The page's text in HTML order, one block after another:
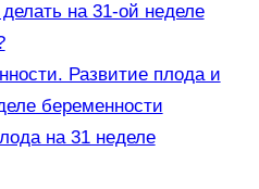
на 31-ой неделе
Развитие плода и
беременности
на 31 неделе